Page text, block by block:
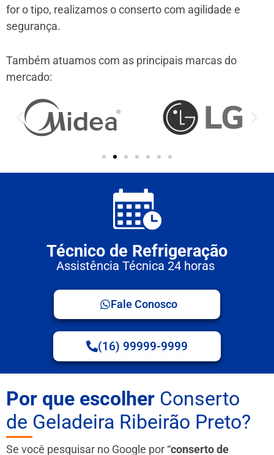
for o tipo, realizamos o conserto com agilidade e
segurança.
Também atuamos com as principais marcas do
mercado:
Técnico de Refrigeração
Assistência Técnica 24 horas
Fale Conosco
(16) 99999-9999
Por que escolher Conserto
de Geladeira Ribeirão Preto?
Se você pesquisar no Google por “conserto de